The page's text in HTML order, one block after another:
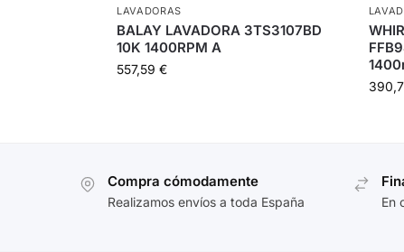
LAVADORAS
BALAY LAVADORA 3TS3107BD
10K 1400RPM A
557,59 €
Compra cómodamente
Realizamos envíos a toda España En